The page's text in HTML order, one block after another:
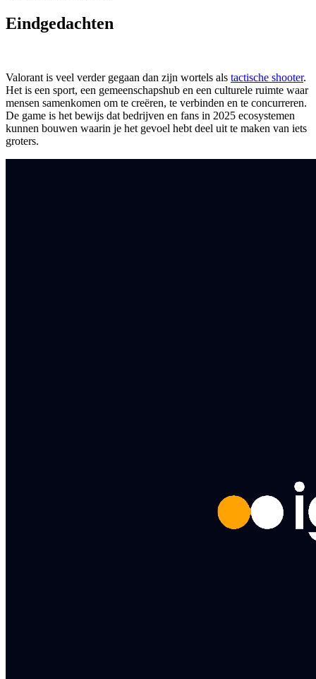
Eindgedachten
Valorant is veel verder gegaan dan zijn wortels als tactische shooter.
Het is een sport, een gemeenschapshub en een culturele ruimte waar
mensen samenkomen om te creëren, te verbinden en te concurreren.
De game is het bewijs dat bedrijven en fans in 2025 ecosystemen
kunnen bouwen waarin je het gevoel hebt deel uit te maken van iets
groters.